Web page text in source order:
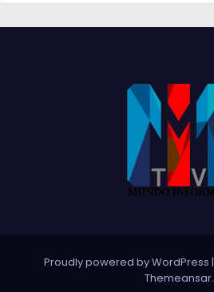
Proudly powered by WordPress |
Themeansar.